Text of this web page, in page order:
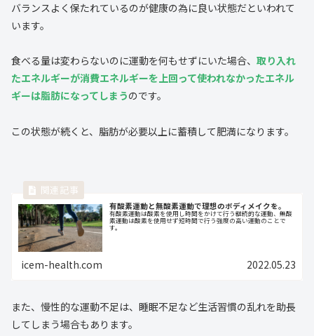
バランスよく保たれているのが健康の為に良い状態だといわれて
います。
食べる量は変わらないのに運動を何もせずにいた場合、 取り入れ
たエネルギーが消費エネルギーを上回って使われなかったエネル
ギーは脂肪になってしまうのです。
この状態が続くと、脂肪が必要以上に蓄積して肥満になります。
有酸素運動と無酸素運動で理想のボディメイクを。
有酸素運動は酸素を使用し時間をかけて行う継続的な運動、無酸
素運動は酸素を使用せず短時間で行う強度の高い運動のことで
す。
icem-health.com 2022.05.23
また、慢性的な運動不足は、睡眠不足など生活習慣の乱れを助長
してしまう場合もあります。